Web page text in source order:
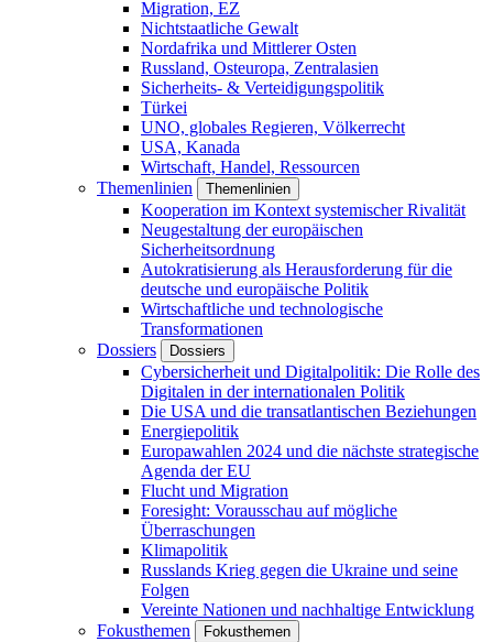
Migration, EZ
Nichtstaatliche Gewalt
Nordafrika und Mittlerer Osten
Russland, Osteuropa, Zentralasien
Sicherheits- & Verteidigungspolitik
Türkei
UNO, globales Regieren, Völkerrecht
USA, Kanada
Wirtschaft, Handel, Ressourcen
Themenlinien
Themenlinien
Kooperation im Kontext systemischer Rivalität
Neugestaltung der europäischen
Sicherheitsordnung
Autokratisierung als Herausforderung für die
deutsche und europäische Politik
Wirtschaftliche und technologische
Transformationen
Dossiers
Dossiers
Cybersicherheit und Digitalpolitik: Die Rolle des
Digitalen in der internationalen Politik
Die USA und die transatlantischen Beziehungen
Energiepolitik
Europawahlen 2024 und die nächste strategische
Agenda der EU
Flucht und Migration
Foresight: Vorausschau auf mögliche
Überraschungen
Klimapolitik
Russlands Krieg gegen die Ukraine und seine
Folgen
Vereinte Nationen und nachhaltige Entwicklung
Fokusthemen
Fokusthemen